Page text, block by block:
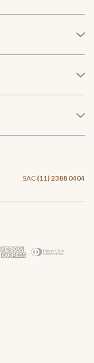
+
+
+
SAC (11) 2388 0404